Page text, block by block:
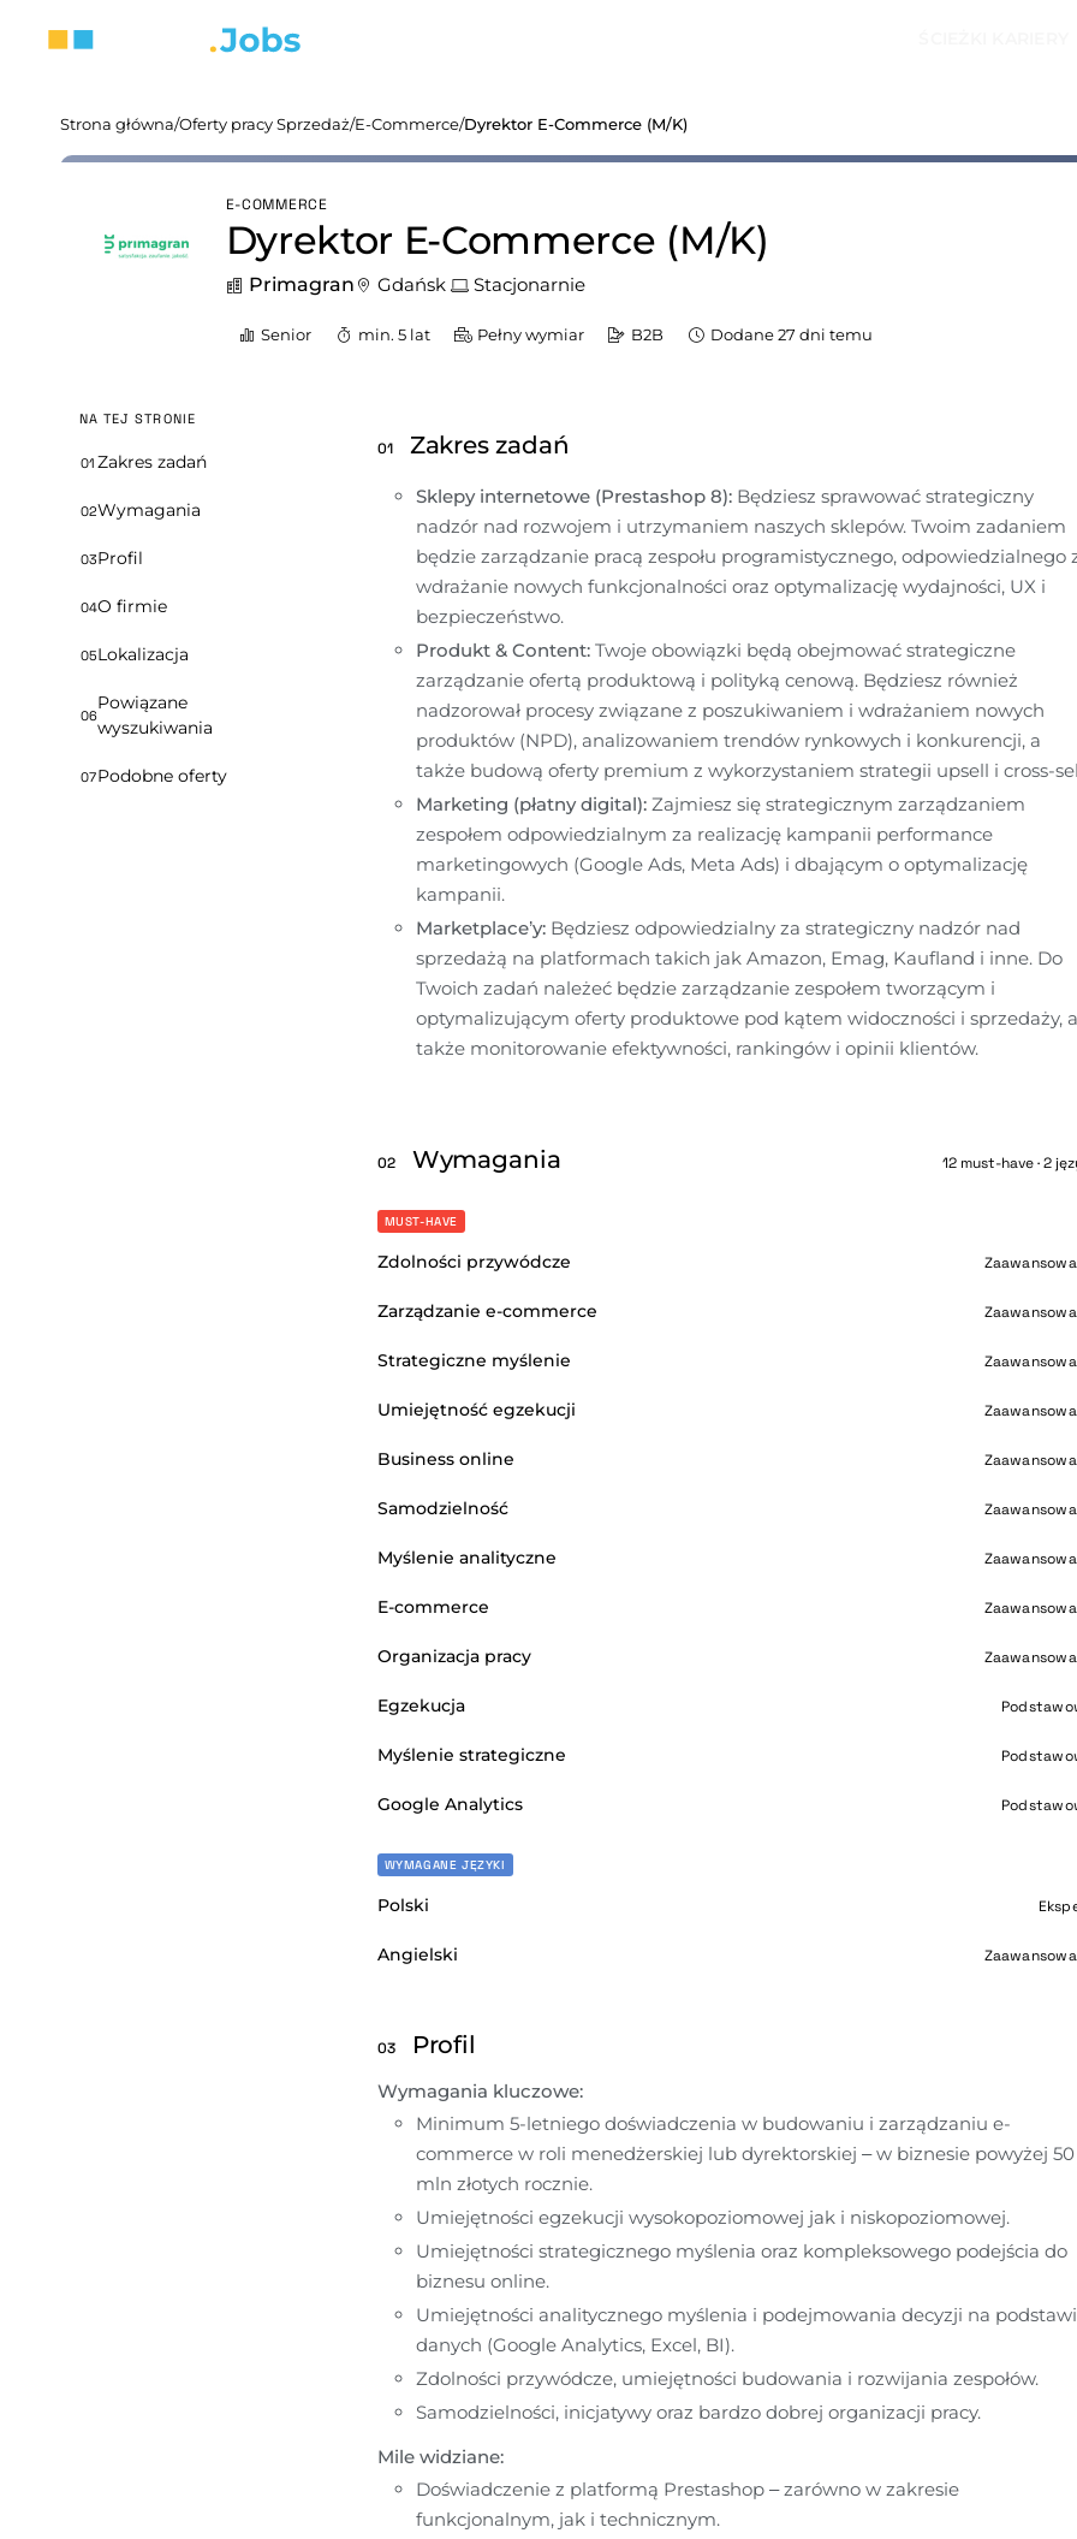
Strona główna/Oferty pracy Sprzedaż/E-Commerce/Dyrektor E-Commerce (M/K)
E-COMMERCE
Dyrektor E-Commerce (M/K)
Primagran Gdańsk Stacjonarnie
Senior min. 5 lat Pełny wymiar B2B Dodane 27 dni temu
NA TEJ STRONIE
01 Zakres zadań
02Wymagania
03Profil
04O firmie
05Lokalizacja
06
Powiązane
wyszukiwania
07Podobne oferty
01 Zakres zadań
Sklepy internetowe (Prestashop 8): Będziesz sprawować strategiczny
nadzór nad rozwojem i utrzymaniem naszych sklepów. Twoim zadaniem
będzie zarządzanie pracą zespołu programistycznego, odpowiedzialnego
wdrażanie nowych funkcjonalności oraz optymalizację wydajności, UX i
bezpieczeństwo.
Produkt & Content: Twoje obowiązki będą obejmować strategiczne
zarządzanie ofertą produktową i polityką cenową. Będziesz również
nadzorował procesy związane z poszukiwaniem i wdrażaniem nowych
produktów (NPD), analizowaniem trendów rynkowych i konkurencji, a
także budową oferty premium z wykorzystaniem strategii upsell i cross-
Marketing (płatny digital): Zajmiesz się strategicznym zarządzaniem
zespołem odpowiedzialnym za realizację kampanii performance
marketingowych (Google Ads, Meta Ads) i dbającym o optymalizację
kampanii.
Marketplace’y: Będziesz odpowiedzialny za strategiczny nadzór nad
sprzedażą na platformach takich jak Amazon, Emag, Kaufland i inne. Do
Twoich zadań należeć będzie zarządzanie zespołem tworzącym i
optymalizującym oferty produktowe pod kątem widoczności i sprzedaży, a
także monitorowanie efektywności, rankingów i opinii klientów.
02 Wymagania 12 must-have · 2
MUST-HAVE
Zdolności przywódcze
Zarządzanie e-commerce
Strategiczne myślenie
Umiejętność egzekucji
Business online
Samodzielność
Myślenie analityczne
E-commerce
Organizacja pracy
Egzekucja
Myślenie strategiczne
Google Analytics
WYMAGANE JĘZYKI
Polski
Angielski
03 Profil
Wymagania kluczowe:
Minimum 5-letniego doświadczenia w budowaniu i zarządzaniu e-
commerce w roli menedżerskiej lub dyrektorskiej – w biznesie powyżej 50
mln złotych rocznie.
Umiejętności egzekucji wysokopoziomowej jak i niskopoziomowej.
Umiejętności strategicznego myślenia oraz kompleksowego podejścia do
biznesu online.
Umiejętności analitycznego myślenia i podejmowania decyzji na
danych (Google Analytics, Excel, BI).
Zdolności przywódcze, umiejętności budowania i rozwijania zespołów.
Samodzielności, inicjatywy oraz bardzo dobrej organizacji pracy.
Mile widziane:
Doświadczenie z platformą Prestashop – zarówno w zakresie
funkcjonalnym, jak i technicznym.